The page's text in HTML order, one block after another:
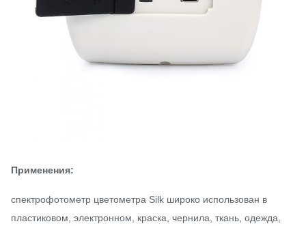
Применения:
спектрофотометр цветометра Silk широко использован в
пластиковом, электронном, краска, чернила, ткань, одежда,